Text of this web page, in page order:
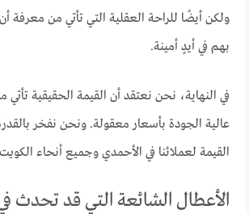
ولكن أيضًا للراحة العقلية التي تأتي من معرفة
بهم في أيدٍ أمينة.
في النهاية، نحن نعتقد أن القيمة الحقيقية
عالية الجودة بأسعار معقولة. ونحن نفخر
القيمة لعملائنا في الأحمدي وجميع أنحاء
الأعطال الشائعة التي قد تحدث